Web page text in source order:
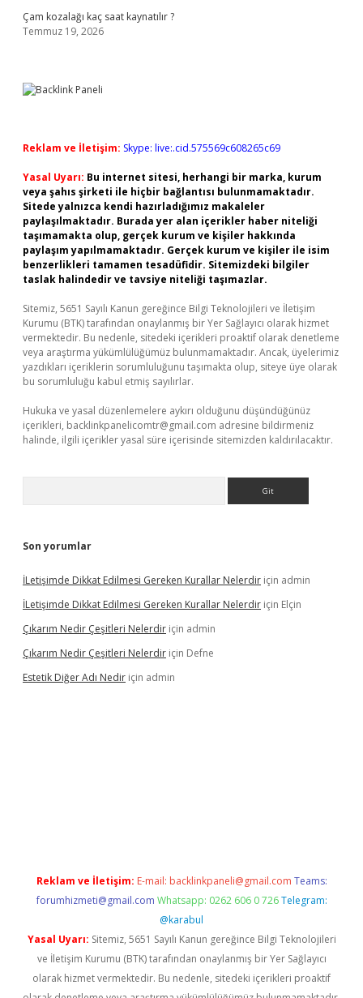
Çam kozalağı kaç saat kaynatılır ?
Temmuz 19, 2026
Reklam ve İletişim: Skype: live:.cid.575569c608265c69
Yasal Uyarı: Bu internet sitesi, herhangi bir marka, kurum
veya şahıs şirketi ile hiçbir bağlantısı bulunmamaktadır.
Sitede yalnızca kendi hazırladığımız makaleler
paylaşılmaktadır. Burada yer alan içerikler haber niteliği
taşımamakta olup, gerçek kurum ve kişiler hakkında
paylaşım yapılmamaktadır. Gerçek kurum ve kişiler ile isim
benzerlikleri tamamen tesadüfidir. Sitemizdeki bilgiler
taslak halindedir ve tavsiye niteliği taşımazlar.
Sitemiz, 5651 Sayılı Kanun gereğince Bilgi Teknolojileri ve İletişim
Kurumu (BTK) tarafından onaylanmış bir Yer Sağlayıcı olarak hizmet
vermektedir. Bu nedenle, sitedeki içerikleri proaktif olarak denetleme
veya araştırma yükümlülüğümüz bulunmamaktadır. Ancak, üyelerimiz
yazdıkları içeriklerin sorumluluğunu taşımakta olup, siteye üye olarak
bu sorumluluğu kabul etmiş sayılırlar.
Hukuka ve yasal düzenlemelere aykırı olduğunu düşündüğünüz
içerikleri, backlinkpanelicomtr@gmail.com adresine bildirmeniz
halinde, ilgili içerikler yasal süre içerisinde sitemizden kaldırılacaktır.
Son yorumlar
İLetişimde Dikkat Edilmesi Gereken Kurallar Nelerdir için admin
İLetişimde Dikkat Edilmesi Gereken Kurallar Nelerdir için Elçin
Çıkarım Nedir Çeşitleri Nelerdir için admin
Çıkarım Nedir Çeşitleri Nelerdir için Defne
Estetik Diğer Adı Nedir için admin
Reklam ve İletişim: E-mail: backlinkpaneli@gmail.com Teams:
forumhizmeti@gmail.com Whatsapp: 0262 606 0 726 Telegram:
@karabul
Yasal Uyarı: Sitemiz, 5651 Sayılı Kanun gereğince Bilgi Teknolojileri
ve İletişim Kurumu (BTK) tarafından onaylanmış bir Yer Sağlayıcı
olarak hizmet vermektedir. Bu nedenle, sitedeki içerikleri proaktif